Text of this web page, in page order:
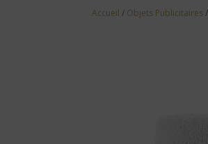
Accueil / Objets Publicitaires/